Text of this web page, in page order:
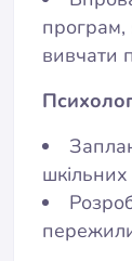
програм,
вивчати
шкільних